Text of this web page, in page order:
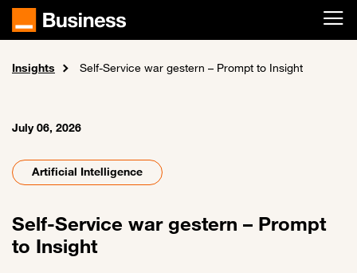
Skip to main content
Home
News und events
Insights Self-Service war gestern – Prompt to Insight
July 06, 2026
Artificial Intelligence
Self-Service war gestern – Prompt
to Insight